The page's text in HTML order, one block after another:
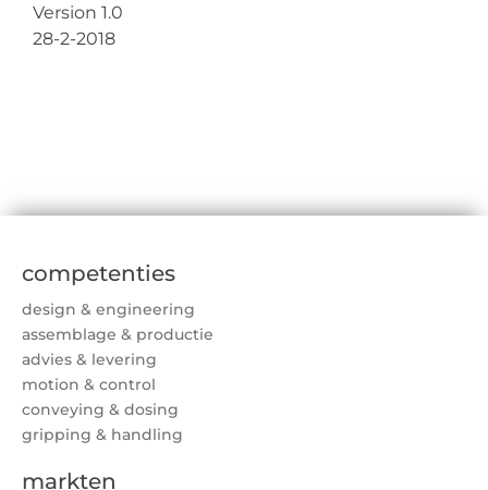
Version 1.0
28-2-2018
competenties
design & engineering
assemblage & productie
advies & levering
motion & control
conveying & dosing
gripping & handling
markten